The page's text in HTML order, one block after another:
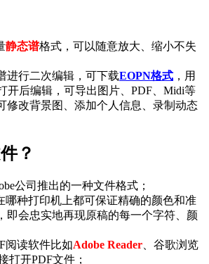
静态谱格式，可以随意放大、缩小不失
进行二次编辑，可下载EOPN格式 ，用
开后编辑，可导出 图片 PDF Midi等
修改背景图、添加个人信息、录制 动态
？
公司推出的一种文件格式；
哪种打印机上都可保证精确的颜色和准
即会忠实地再现原稿的每一个字符、颜
阅读软件比如Adobe Reader 、谷歌浏览
打开PDF文件；